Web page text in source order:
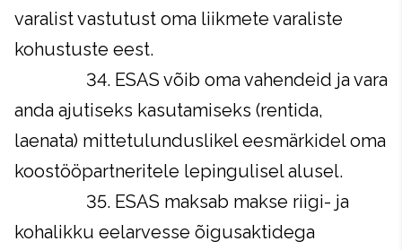
varalist vastutust oma liikmete varaliste
kohustuste eest.
34. ESAS võib oma vahendeid ja vara
anda ajutiseks kasutamiseks (rentida,
laenata) mittetulunduslikel eesmärkidel oma
koostööpartneritele lepingulisel alusel.
35. ESAS maksab makse riigi- ja
kohalikku eelarvesse õigusaktidega